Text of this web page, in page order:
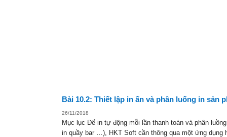
Bài 10.2: Thiết lập in ấn và phân luống in sản
26/11/2018
Mục lục Để in tự động mỗi lần thanh toán và phân
in quầy bar …), HKT Soft cần thông qua một ứng